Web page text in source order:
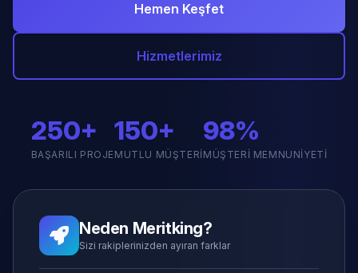
Hemen Keşfet
Hizmetlerimiz
250+
BAŞARILI PROJE
150+
MUTLU MÜŞTERI
98%
MÜŞTERI MEMNUNIYETI
Neden Meritking?
Sizi rakiplerinizden ayıran farklar